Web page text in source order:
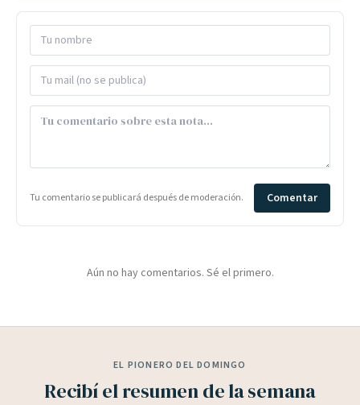
Tu comentario se publicará después de moderación. Comentar
Aún no hay comentarios. Sé el primero.
EL PIONERO DEL DOMINGO
Recibí el resumen de la semana